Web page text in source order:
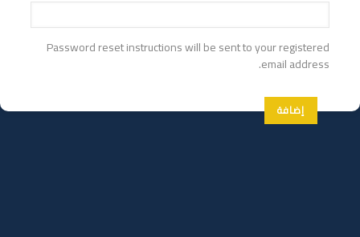
Password reset instructions will be sent to your registered
email address.